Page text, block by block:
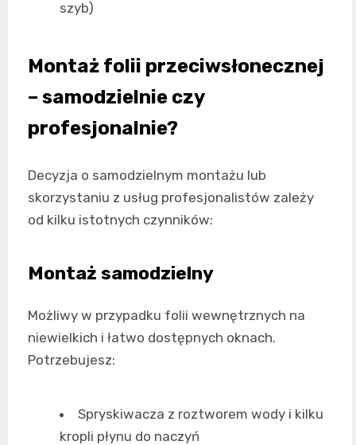
szyb)
Montaż folii przeciwsłonecznej
– samodzielnie czy
profesjonalnie?
Decyzja o samodzielnym montażu lub
skorzystaniu z usług profesjonalistów zależy
od kilku istotnych czynników:
Montaż samodzielny
Możliwy w przypadku folii wewnętrznych na
niewielkich i łatwo dostępnych oknach.
Potrzebujesz:
Spryskiwacza z roztworem wody i kilku
kropli płynu do naczyń